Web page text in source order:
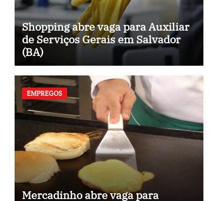
Shopping abre vaga para Auxiliar
de Serviços Gerais em Salvador
(BA)
EMPREGOS
Mercadinho abre vaga para